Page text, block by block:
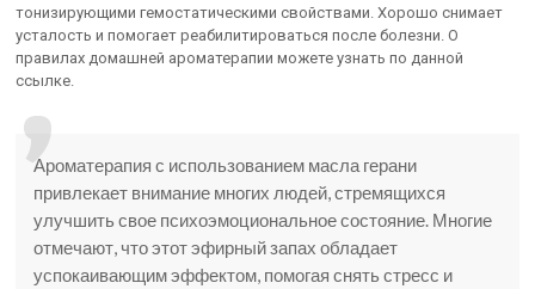
тонизирующими гемостатическими свойствами. Хорошо снимает
усталость и помогает реабилитироваться после болезни. О
правилах домашней ароматерапии можете узнать по данной
ссылке.
Ароматерапия с использованием масла герани
привлекает внимание многих людей, стремящихся
улучшить свое психоэмоциональное состояние. Многие
отмечают, что этот эфирный запах обладает
успокаивающим эффектом, помогая снять стресс и